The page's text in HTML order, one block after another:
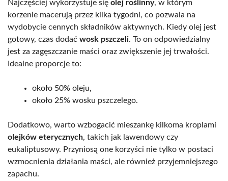
Najczęściej wykorzystuje się olej roślinny, w którym
korzenie macerują przez kilka tygodni, co pozwala na
wydobycie cennych składników aktywnych. Kiedy olej jest
gotowy, czas dodać wosk pszczeli. To on odpowiedzialny
jest za zagęszczanie maści oraz zwiększenie jej trwałości.
Idealne proporcje to:
około 50% oleju,
około 25% wosku pszczelego.
Dodatkowo, warto wzbogacić mieszankę kilkoma kroplami
olejków eterycznych, takich jak lawendowy czy
eukaliptusowy. Przyniosą one korzyści nie tylko w postaci
wzmocnienia działania maści, ale również przyjemniejszego
zapachu.